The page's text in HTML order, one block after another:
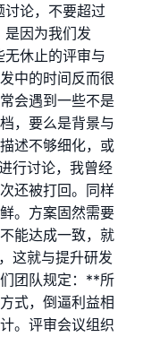
论，不要超过
是因为我们发
休止的评审与
中的时间反而很
会遇到一些不是
，要么是背景与
述不够细化，或
行讨论，我曾经
还被打回。同样
。方案固然需要
能达成一致，就
这就与提升研发
团队规定：**所
式，倒逼利益相
。评审会议组织